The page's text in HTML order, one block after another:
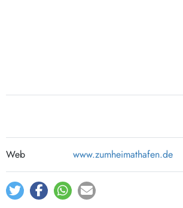
Web www.zumheimathafen.de